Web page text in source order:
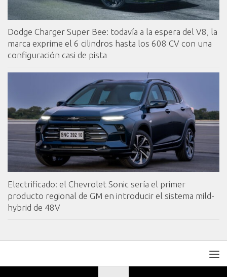
Dodge Charger Super Bee: todavía a la espera del V8, la
marca exprime el 6 cilindros hasta los 608 CV con una
configuración casi de pista
Electrificado: el Chevrolet Sonic sería el primer
producto regional de GM en introducir el sistema mild-
hybrid de 48V